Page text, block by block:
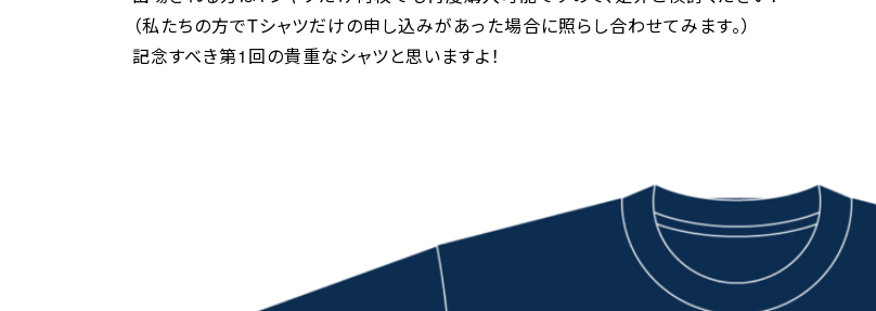
（私たちの方でTシャツだけの申し込みがあった場合に照らし合わせてみます。）
記念すべき第1回の貴重なシャツと思いますよ！